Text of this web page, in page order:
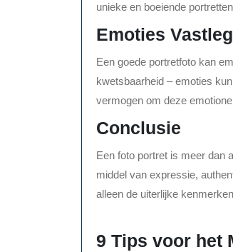
unieke en boeiende
Emoties
Een goede portretfoto kan
kwetsbaarheid – emoties
vermogen om deze
Conclusie
Een foto portret is meer dan
middel van expressie,
alleen de uiterlijke
9 Tips voor het